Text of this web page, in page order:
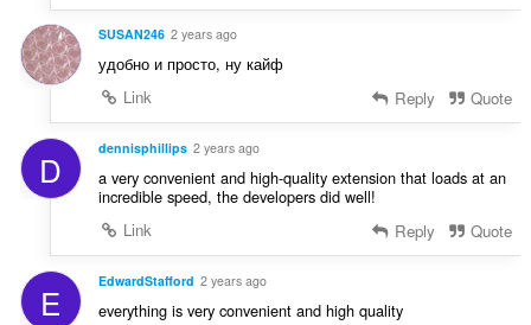
SUSAN246 2 years ago
удобно и просто, ну кайф
Link
Reply Quote
D dennisphillips 2 years ago
a very convenient and high-quality extension that loads at an
incredible speed, the developers did well!
Link
Reply Quote
E EdwardStafford 2 years ago
everything is very convenient and high quality